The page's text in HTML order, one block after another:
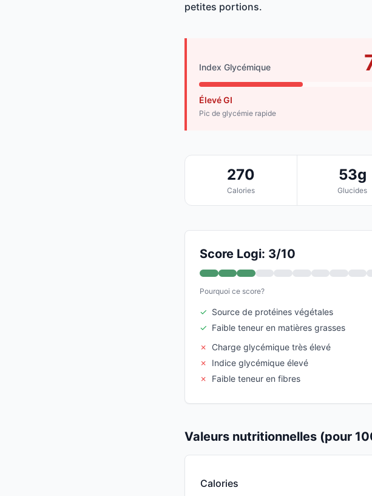
petites portions.
Index Glycémique
Élevé GI
Pic de glycémie rapide
270
Calories
53g
Glucides
Score Logi: 3/10
Pourquoi ce score?
✓ Source de protéines végétales
✓ Faible teneur en matières grasses
✗
Charge glycémique très élevé
✗
Indice glycémique élevé
✗
Faible teneur en fibres
Valeurs nutritionnelles (pour
Calories